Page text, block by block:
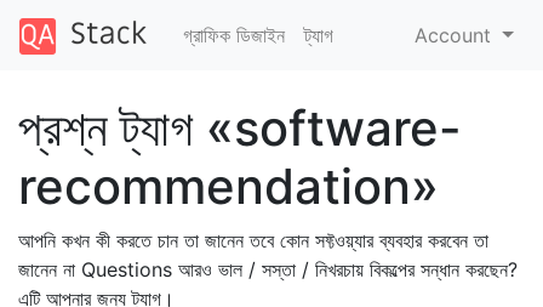
গ্রাফিক ডিজাইন ট্যাগ Account
প্রশ্ন ট্যাগ «software-
recommendation»
আপনি কখন কী করতে চান তা জানেন তবে কোন সফ্টওয়্যার ব্যবহার করবেন তা
জানেন না Questions আরও ভাল / সস্তা / নিখরচায় বিকল্পের সন্ধান করছেন?
এটি আপনার জন্য ট্যাগ।